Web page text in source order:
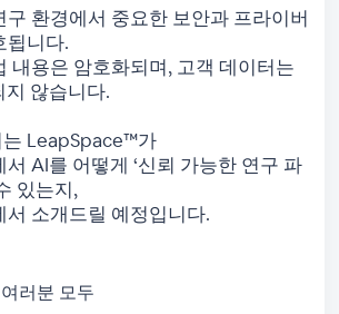
구 환경에서 중요한 보안과 프라이버
됩니다.
내용은 암호화되며, 고객 데이터는
않습니다.
LeapSpace™가
AI를 어떻게 ‘신뢰 가능한 연구 파
있는지,
서 소개드릴 예정입니다.
여러분 모두